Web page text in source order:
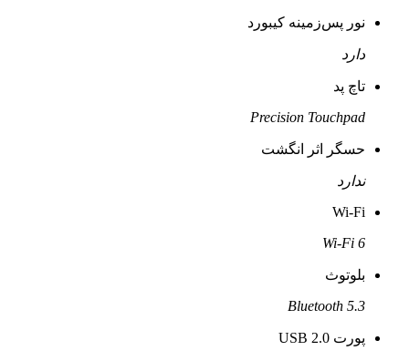
نور پس‌زمینه کیبورد
دارد
تاچ پد
Precision Touchpad
حسگر اثر انگشت
ندارد
Wi-Fi
Wi-Fi 6
بلوتوث
Bluetooth 5.3
پورت USB 2.0